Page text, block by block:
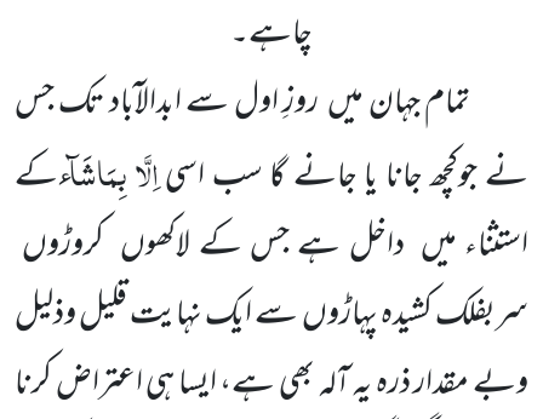
چاہے۔
تمام جہان میں روزِ اول سے ابدالآباد تک جس
نے جوکچھ جانا یا جانے گا سب اسیاِلَّا بِمَاشَآءکے
استثناء میں داخل ہے جس کے لاکھوں کروڑوں
سربفلک کشیدہ پہاڑوں سے ایک نہایت قلیل وذلیل
وبے مقدار ذرہ یہ آلہ بھی ہے، ایسا ہی اعتراض کرنا